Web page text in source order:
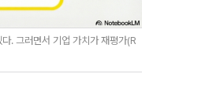
. 그러면서 기업 가치가 재평가(R